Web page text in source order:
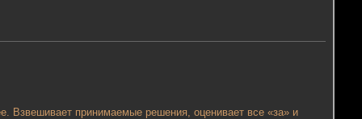
Взвешивает принимаемые решения, оценивает все «за» и